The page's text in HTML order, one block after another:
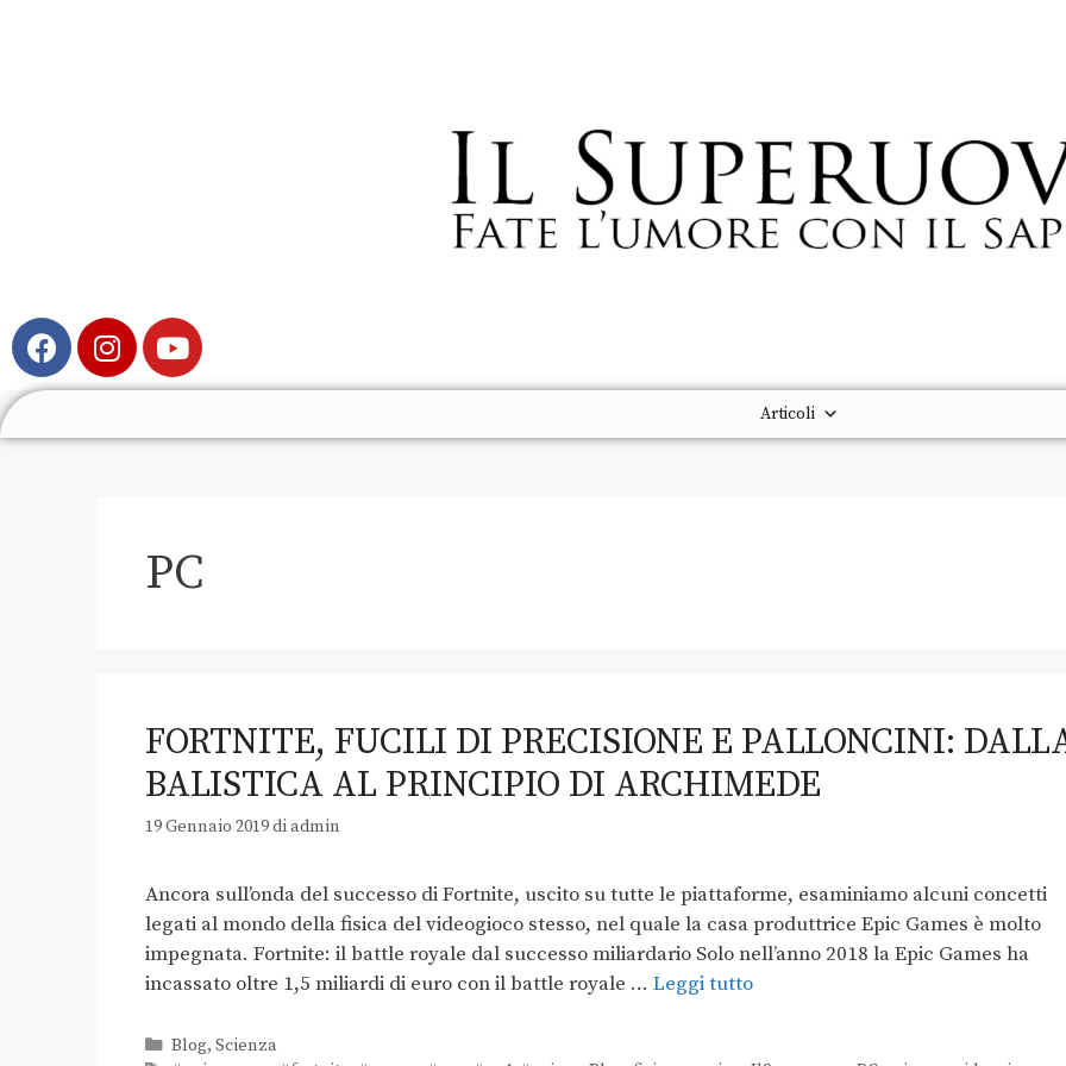
Articoli
PC
FORTNITE, FUCILI DI PRECISIONE E PALLONCINI:
BALISTICA AL PRINCIPIO DI ARCHIMEDE
19 Gennaio 2019diadmin
Ancora sull’onda del successo di Fortnite, uscito su tutte le piattaforme, esaminiamo alcuni concetti
legati al mondo della fisica del videogioco stesso, nel quale la casa produttrice Epic Games è molto
impegnata. Fortnite: il battle royale dal successo miliardario Solo nell’anno 2018 la Epic Games ha
incassato oltre 1,5 miliardi di euro con il battle royale … Leggi tutto
Blog, Scienza